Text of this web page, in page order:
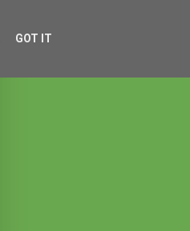
GOT IT